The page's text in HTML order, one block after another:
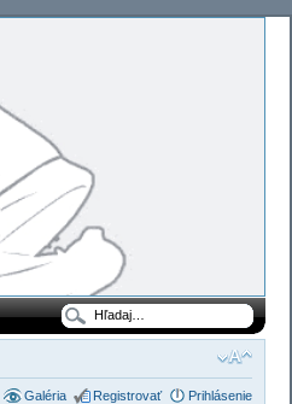
Galéria Registrovať Prihlásenie